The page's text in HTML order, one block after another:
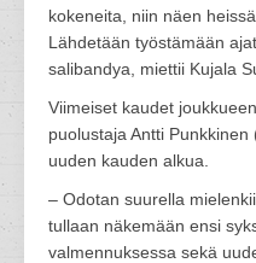
kokeneita, niin näen
Lähdetään työstämään
salibandya, miettii Kujala
Viimeiset kaudet
puolustaja Antti
uuden kauden alkua.
– Odotan suurella
tullaan näkemään ensi
valmennuksessa sekä